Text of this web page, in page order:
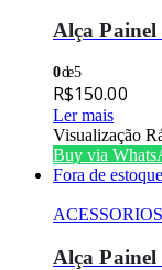
Alça
0de 5
R$150.00
Ler mais
Visualização
Buy via
Fora de estoque
ACESSORIOS
Alça